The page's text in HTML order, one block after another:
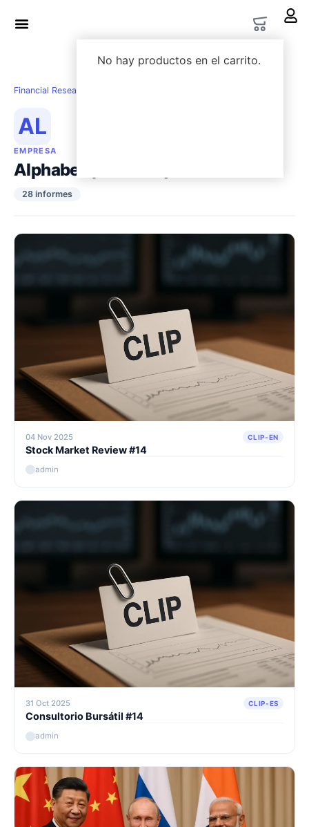
No hay productos en el carrito.
Financial Research
AL
EMPRESA
Alphabet ($GOOGL)
28 informes
04 Nov 2025 CLIP-EN
Stock Market Review #14
admin
31 Oct 2025 CLIP-ES
Consultorio Bursátil #14
admin